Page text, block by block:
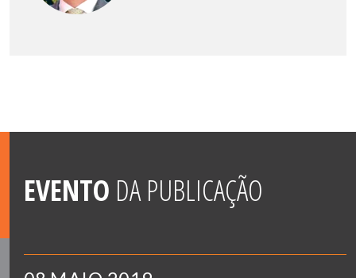
EVENTO DA PUBLICAÇÃO